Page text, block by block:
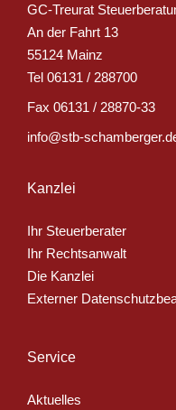
Kanzlei
Ihr Steuerberater
Ihr Rechtsanwalt
Die Kanzlei
Externer
GC-Treurat
An der Fahrt 13
55124 Mainz
Tel 06131 / 288700
Fax 06131 / 28870-33
info@stb-
Service
Aktuelles